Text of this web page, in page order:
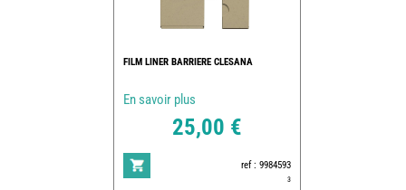
FILM LINER BARRIERE CLESANA
En savoir plus
25,00 €
ref : 9984593
3